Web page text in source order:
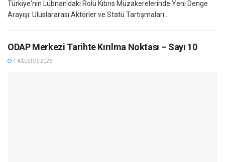
Türkiye'nin Lübnan'daki Rolü Kıbrıs Müzakerelerinde Yeni Denge
Arayışı: Uluslararası Aktörler ve Statü Tartışmaları...
ODAP Merkezi Tarihte Kırılma Noktası – Sayı 10
1 AĞUSTOS 2026